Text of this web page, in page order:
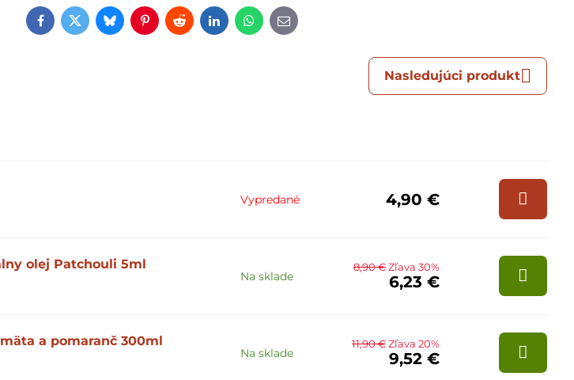
Facebook
TwitterBlueskyPinterest
RedditLinkedInWhatsApp
E-
mail
Nasledujúci produkt
Vypredané 4,90 €
olej Patchouli 5ml
Na sklade 6,23 €
8,90 €Zľava 30%
a pomaranč 300ml
Na sklade 9,52 €
11,90 €Zľava 20%